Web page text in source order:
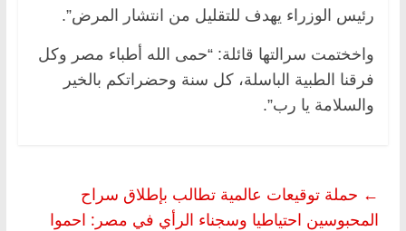
رئيس الوزراء يهدف للتقليل من انتشار المرض”.
واخختمت سرالتها قائلة: “حمى الله أطباء مصر وكل
فرقنا الطبية الباسلة، كل سنة وحضراتكم بالخير
والسلامة يا رب”.
← حملة توقيعات عالمية تطالب بإطلاق سراح
المحبوسين احتياطيا وسجناء الرأي في مصر: احموا